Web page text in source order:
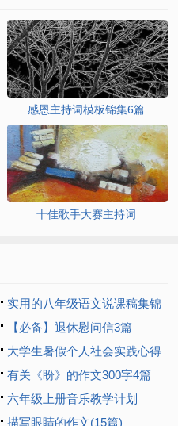
感恩主持词模板锦集6篇
十佳歌手大赛主持词
实用的八年级语文说课稿集锦
7篇【必备】退休慰问信3篇
大学生暑假个人社会实践心得
体会
有关《盼》的作文300字4篇
六年级上册音乐教学计划
描写眼睛的作文(15篇)